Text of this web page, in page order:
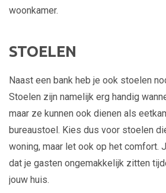
woonkamer.
STOELEN
Naast een bank heb je ook stoelen
Stoelen zijn namelijk erg handig
maar ze kunnen ook dienen als
bureaustoel. Kies dus voor stoelen
woning, maar let ook op het comfort.
dat je gasten ongemakkelijk zitten
jouw huis.